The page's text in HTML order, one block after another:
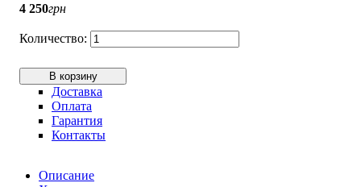
4 250грн
В корзину
Доставка
Оплата
Гарантия
Контакты
Описание